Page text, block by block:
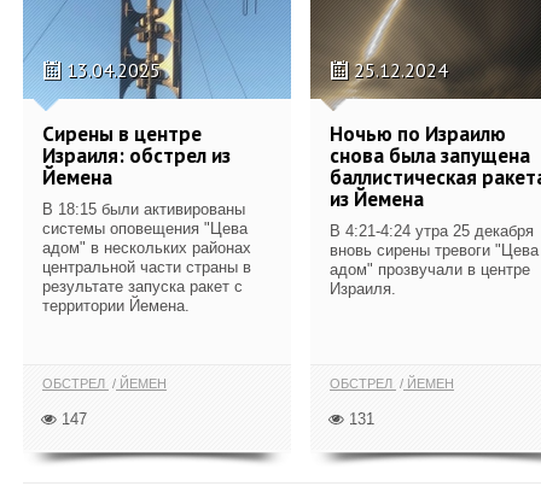
13.04.2025
Сирены в центре
Израиля: обстрел из
Йемена
В 18:15 были активированы
системы оповещения "Цева
адом" в нескольких районах
центральной части страны в
результате запуска ракет с
территории Йемена.
ОБСТРЕЛ ЙЕМЕН
147
25.12.2024
Ночью по Израилю
снова была запущена
баллистическая
из Йемена
В 4:21-4:24 утра 25 декабря
вновь сирены тревоги "Цева
адом" прозвучали в центре
Израиля.
ОБСТРЕЛ ЙЕМЕН
131